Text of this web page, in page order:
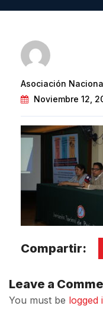
Asociación
Noviembre 12,
Compartir:
Leave a
You must be logged